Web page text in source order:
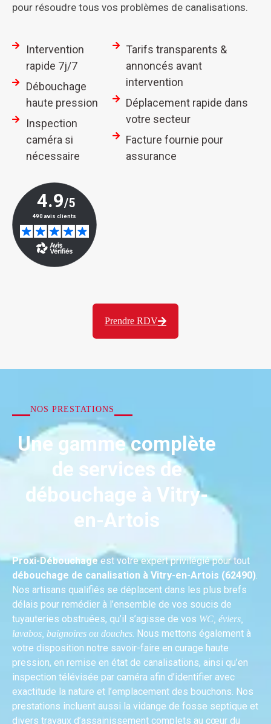
pour résoudre tous vos problèmes de canalisations.
Intervention
rapide 7j/7
Débouchage
haute pression
Inspection
caméra si
nécessaire
Tarifs transparents &
annoncés avant
intervention
Déplacement rapide dans
votre secteur
Facture fournie pour
assurance
Prendre RDV
NOS PRESTATIONS
Une gamme complète
de services de
débouchage à Vitry-
en-Artois
Proxi-Débouchageest votre expert privilégié pour tout
débouchage de canalisation à Vitry-en-Artois (62490).
Nos artisans qualifiés se déplacent dans les plus brefs
délais pour remédier à l’ensemble de vos soucis de
tuyauteries obstruées, qu’il s’agisse de vos WC, éviers,
lavabos, baignoires ou douches. Nous mettons également à
votre disposition notre savoir-faire en curage haute
pression, en remise en état de canalisations, ainsi qu’en
inspection télévisée par caméra afin d’identifier avec
exactitude la nature et l’emplacement des bouchons. Nos
prestations incluent aussi la vidange de fosse septique et
divers travaux d’assainissement complets au cœur du